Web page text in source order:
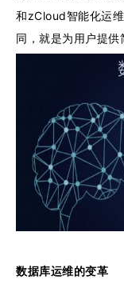
和zCloud智能化运
同，就是为用户提供
数据库运维的变革